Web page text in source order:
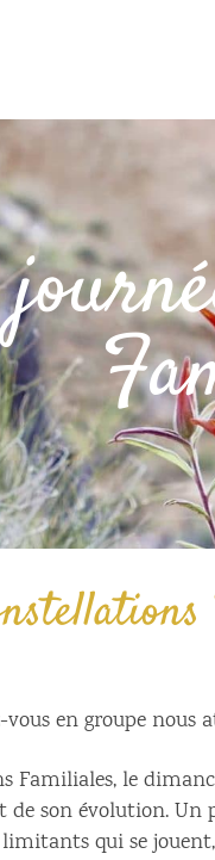
en groupe nous
le
son évolution. Un
qui se